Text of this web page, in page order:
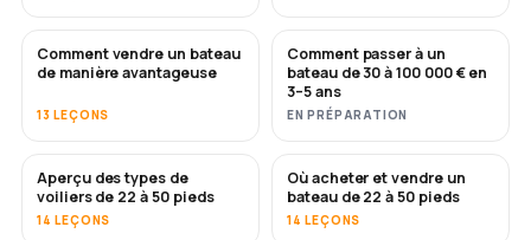
NOUVEAU
Comment vendre un bateau
de manière avantageuse
13 LEÇONS
NOUVEAU
Comment passer à un
bateau de 30 à 100 000 € en
3–5 ans
EN PRÉPARATION
BIENTÔT
Aperçu des types de
voiliers de 22 à 50 pieds
14 LEÇONS
BIENTÔT
Où acheter et vendre un
bateau de 22 à 50 pieds
14 LEÇONS